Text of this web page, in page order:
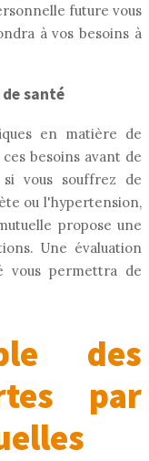
future vous
à vos besoins à
santé
en matière de
besoins avant de
vous souffrez de
ou l'hypertension,
propose une
Une évaluation
vous permettra de
des
par